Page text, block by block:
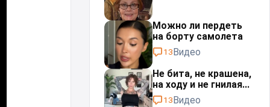
Можно ли пердеть
на борту самолета
13Видео
Не бита, не крашена,
на ходу и не гнилая...
13Видео